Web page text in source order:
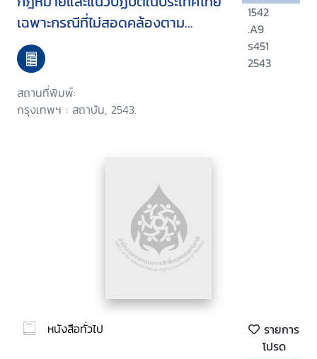
เฉพาะกรณีที่ไม่สอดคล้องตาม
อนุสัญญาว่าด้วยสิทธิเด็กและข้อ
เสนอแนะเพื่อการพัฒนา
สถานที่พิมพ์:
กรุงเทพฯ : สถาบัน, 2543.
1542
.A9
ร451
2543
หนังสือทั่วไป
รายการ
โปรด